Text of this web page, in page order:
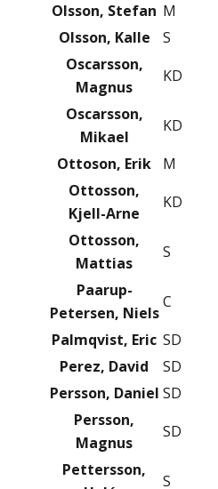
Olsson, Stefan M
Olsson, Kalle
S
Oscarsson,
Magnus
KD
Oscarsson,
Mikael
KD
Ottoson, Erik
M
Ottosson,
Kjell-Arne
KD
Ottosson,
Mattias
S
Paarup-
Petersen, Niels
C
Palmqvist, Eric SD
Perez, David
SD
Persson, Daniel SD
Persson,
Magnus
SD
Pettersson,
S